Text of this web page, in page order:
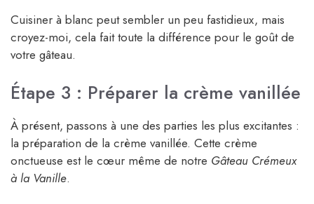
Cuisiner à blanc peut sembler un peu fastidieux, mais
croyez-moi, cela fait toute la différence pour le goût de
votre gâteau.
Étape 3 : Préparer la crème vanillée
À présent, passons à une des parties les plus excitantes :
la préparation de la crème vanillée. Cette crème
onctueuse est le cœur même de notre Gâteau Crémeux
à la Vanille.